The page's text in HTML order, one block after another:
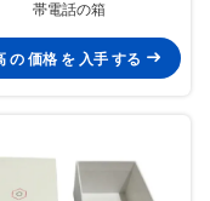
帯電話の箱
の 価格 を 入手 する